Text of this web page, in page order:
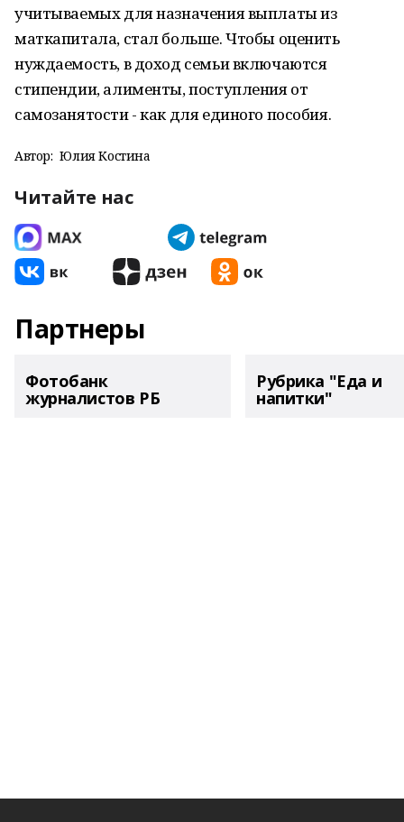
учитываемых для назначения выплаты из
маткапитала, стал больше. Чтобы оценить
нуждаемость, в доход семьи включаются
стипендии, алименты, поступления от
самозанятости - как для единого пособия.
Автор: Юлия Костина
Читайте нас
Партнеры
Фотобанк
журналистов РБ
Рубрика "Еда и
напитки"